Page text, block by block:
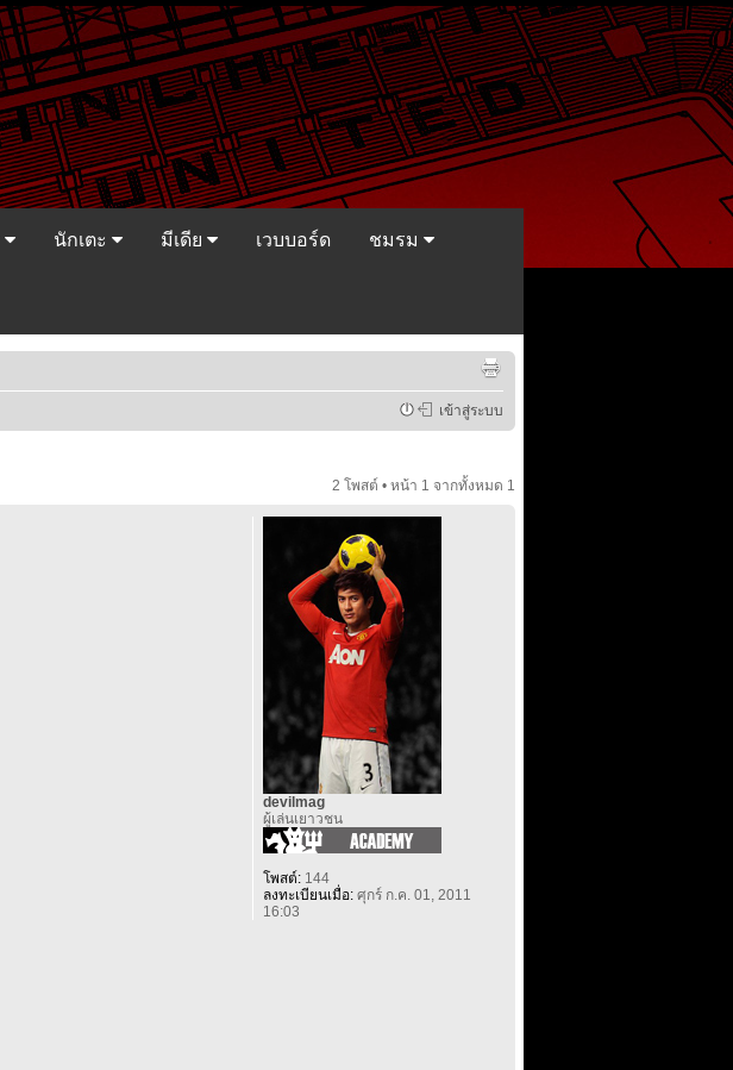
นักเตะ มีเดีย เวบบอร์ด ชมรม
เข้าสู่ระบบ
2 โพสต์ • หน้า 1 จากทั้งหมด 1
devilmag
ผู้เล่นเยาวชน
โพสต์:144
ลงทะเบียนเมื่อ:ศุกร์ ก.ค. 01, 2011
16:03